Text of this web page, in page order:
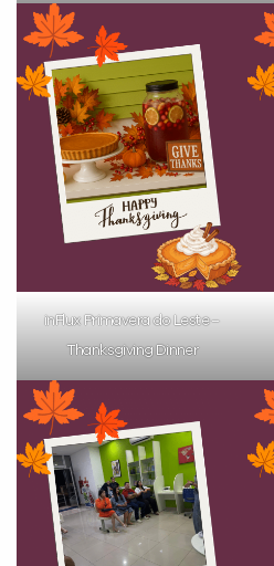
inFlux Primavera do Leste –
Thanksgiving Dinner